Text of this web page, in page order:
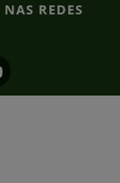
NAS REDES